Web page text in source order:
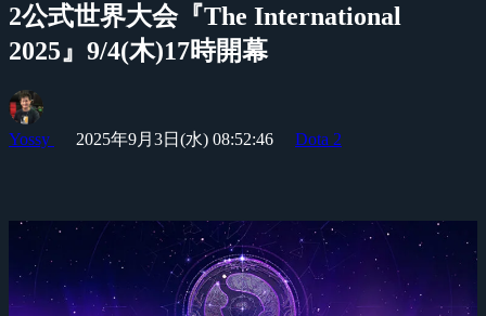
2公式世界大会『The International
2025』9/4(木)17時開幕
Yossy 2025年9月3日(水) 08:52:46 Dota 2